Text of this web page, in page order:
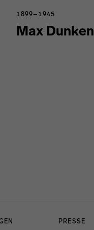
Max Dunken
1899–1945
PRESSE